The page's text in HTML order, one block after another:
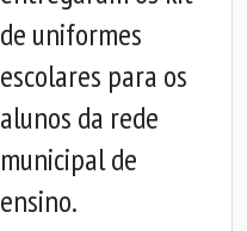
de uniformes
escolares para os
alunos da rede
municipal de
ensino.